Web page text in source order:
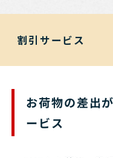
割引サービス
お荷物の差出
ービス